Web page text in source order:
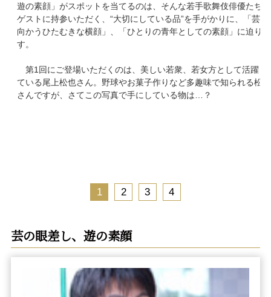
遊の素顔」がスポットを当てるのは、そんな若手歌舞伎俳優たち。
ゲストに持参いただく、“大切にしている品”を手がかりに、「芸に
向かうひたむきな横顔」、「ひとりの青年としての素顔」に迫りま
す。
第1回にご登場いただくのは、美しい若衆、若女方として活躍し
ている尾上松也さん。野球やお菓子作りなど多趣味で知られる松也
さんですが、さてこの写真で手にしている物は…？
1 2 3 4
芸の眼差し、遊の素顔